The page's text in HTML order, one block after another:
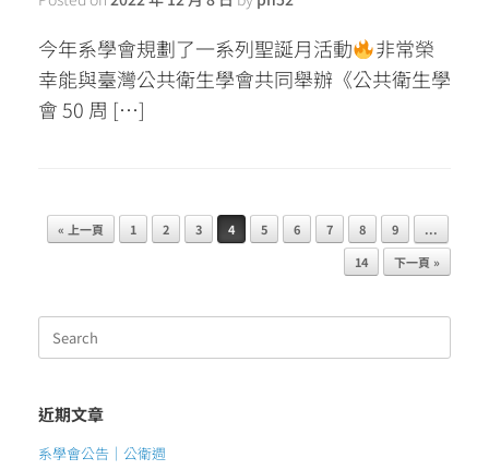
今年系學會規劃了一系列聖誕月活動
非常榮
幸能與臺灣公共衛生學會共同舉辦《公共衛生學
會 50 周 […]
Post navigation
« 上一頁 1 2 3 4 5 6 7 8 9
...
14
下一頁 »
Search
for:
近期文章
系學會公告｜公衛週